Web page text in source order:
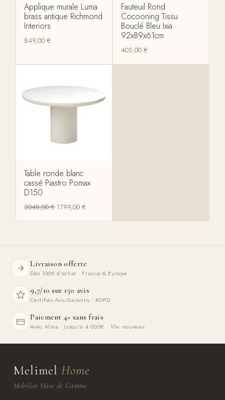
Applique murale Luma
brass antique Richmond
Interiors
849,00€
Fauteuil Rond
Cocooning Tissu
Bouclé Bleu Ixia
92x89x61cm
405,00 €
Table ronde blanc
cassé Piastro Pomax
D150
2048,00€ 1799,00€
Livraison offerte
Dès 100€ d'achat · France & Europe
9,7/10 sur 150 avis
Certifiés Avis Garantis · RGPD
Paiement 4× sans frais
Avec Alma · Jusqu'à 4 000€ · 10× nouveau
Melimel Home
Mobilier Haut de Gamme